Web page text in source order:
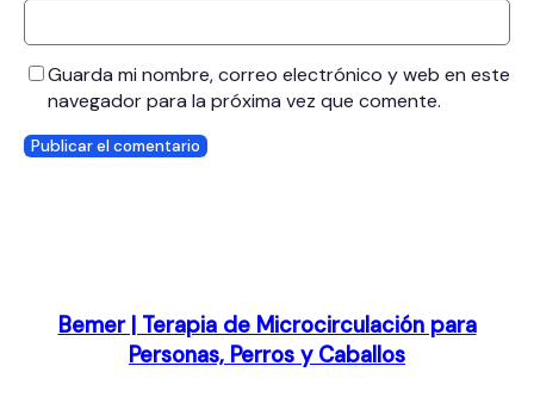
Guarda mi nombre, correo electrónico y web en este
navegador para la próxima vez que comente.
Bemer | Terapia de Microcirculación para
Personas, Perros y Caballos